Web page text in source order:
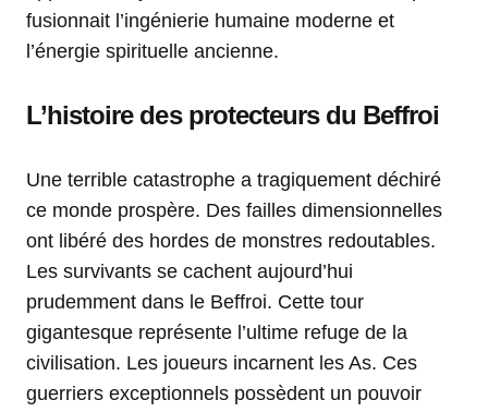
fusionnait l’ingénierie humaine moderne et
l’énergie spirituelle ancienne.
L’histoire des protecteurs du Beffroi
Une terrible catastrophe a tragiquement déchiré
ce monde prospère. Des failles dimensionnelles
ont libéré des hordes de monstres redoutables.
Les survivants se cachent aujourd’hui
prudemment dans le Beffroi. Cette tour
gigantesque représente l’ultime refuge de la
civilisation. Les joueurs incarnent les As. Ces
guerriers exceptionnels possèdent un pouvoir